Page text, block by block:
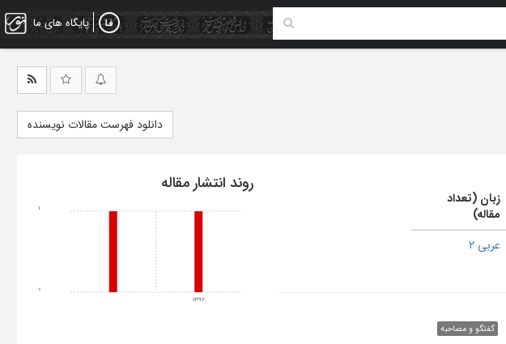
پایگاه های ما
دانلود فهرست مقالات نویسنده
زبان (تعداد
مقاله)
عربی 2
گفتگو و مصاحبه
روند انتشار مقاله
1392
0
1